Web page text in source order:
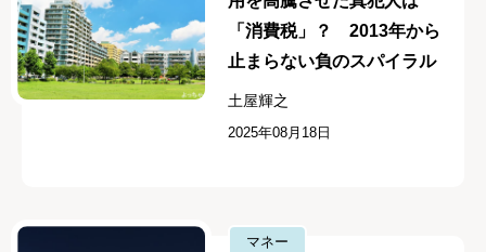
「消費税」？ 2013年から
止まらない負のスパイラル
土屋輝之
2025年08月18日
マネー